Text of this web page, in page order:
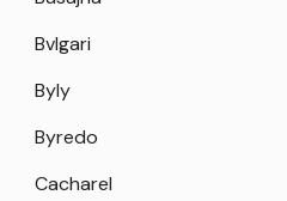
Bvlgari
Byly
Byredo
Cacharel